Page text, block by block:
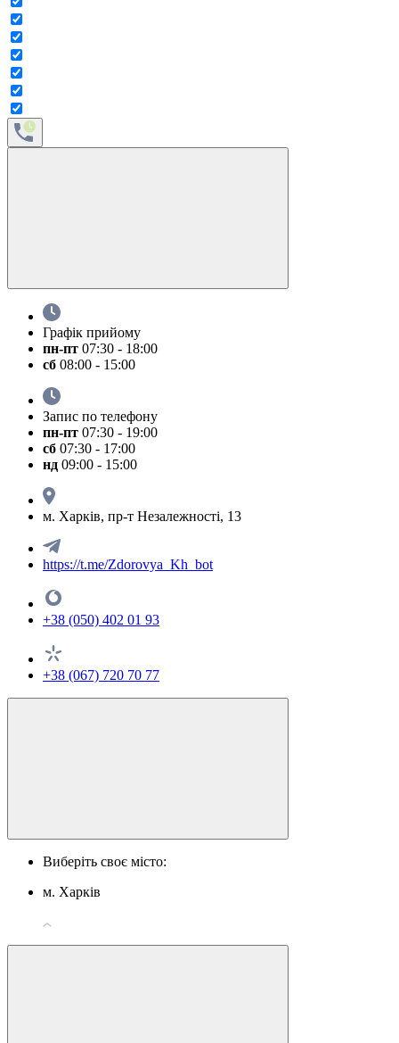
Графік прийому
пн-пт 07:30 - 18:00
сб 08:00 - 15:00
Запис по телефону
пн-пт 07:30 - 19:00
сб 07:30 - 17:00
нд 09:00 - 15:00
м. Харків, пр-т Незалежності, 13
https://t.me/Zdorovya_Kh_bot
+38 (050) 402 01 93
+38 (067) 720 70 77
Виберіть своє місто:
м. Харків